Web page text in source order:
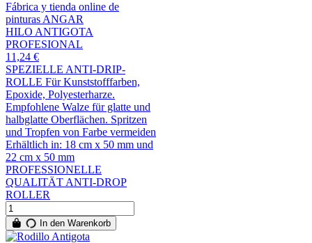
Fábrica y tienda online de
pinturas ANGAR
HILO ANTIGOTA
PROFESIONAL
11,24 €
SPEZIELLE ANTI-DRIP-
ROLLE Für Kunststofffarben,
Epoxide, Polyesterharze.
Empfohlene Walze für glatte und
halbglatte Oberflächen. Spritzen
und Tropfen von Farbe vermeiden
Erhältlich in: 18 cm x 50 mm und
22 cm x 50 mm
PROFESSIONELLE
QUALITÄT ANTI-DROP
ROLLER
In den Warenkorb